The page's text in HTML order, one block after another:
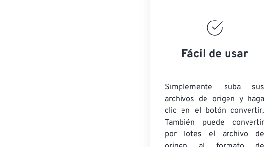
Fácil de usar
Simplemente suba sus
archivos de origen y haga
clic en el botón convertir.
También puede convertir
por lotesel archivo de